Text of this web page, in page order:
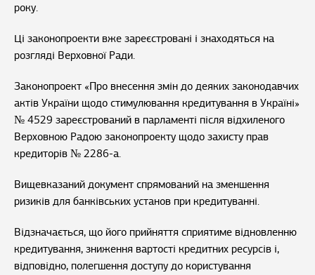
року.
Ці законопроекти вже зареєстровані і знаходяться на
розгляді Верховної Ради.
Законопроект «Про внесення змін до деяких законодавчих
актів України щодо стимулювання кредитування в Україні»
№ 4529 зареєстрований в парламенті після відхиленого
Верховною Радою законопроекту щодо захисту прав
кредиторів № 2286-а.
Вищевказаний документ спрямований на зменшення
ризиків для банківських установ при кредитуванні.
Відзначається, що його прийняття сприятиме відновленню
кредитування, зниження вартості кредитних ресурсів і,
відповідно, полегшення доступу до користування